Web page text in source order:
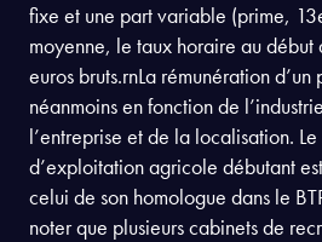
fixe et une part variable (prime,
moyenne, le taux horaire au début
euros bruts.rnLa rémunération
néanmoins en fonction de
l’entreprise et de la localisation.
d’exploitation agricole débutant
celui de son homologue dans le
noter que plusieurs cabinets de